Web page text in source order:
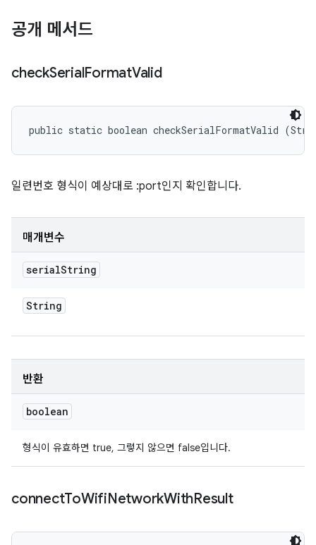
공개 메서드
checkSerialFormatValid
public static boolean checkSerialFormatValid
일련번호 형식이 예상대로 :port인지 확인합니다.
매개변수
serialString
String
반환
boolean
형식이 유효하면 true, 그렇지 않으면 false입니다.
connectToWifiNetworkWithResult